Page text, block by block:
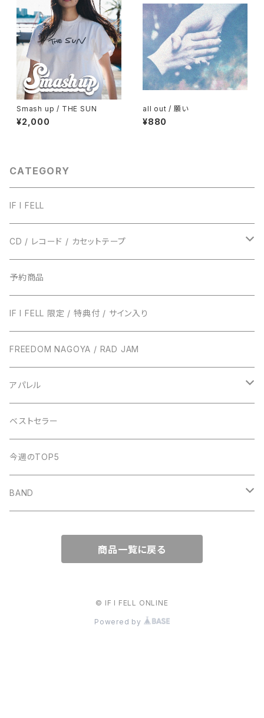
Smash up / THE SUN
¥2,000
all out / 願い
¥880
CATEGORY
IF I FELL
CD / レコード / カセットテープ
TRUST RECORDS
ENTH
EVERLONG
KUZIRA
Some Life
TONIGHT RECORDS
ハローモンテスキュー
amanojac
BUNS RECORDS
SideChest
Atomic Skipper
THE NINTH APOLLO
ONE BY ONE RECORDS
明日、照らす
i GO
デモCD
Beat Light
予約商品
IF I FELL 限定 / 特典付 / サイン入り
FREEDOM NAGOYA / RAD JAM
アパレル
IF I FELL
Watashi
ベストセラー
今週のTOP5
BAND
商品一覧に戻る
© IF I FELL ONLINE
Powered by